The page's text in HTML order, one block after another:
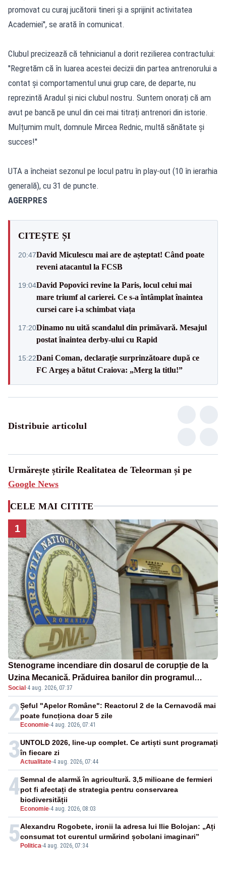
promovat cu curaj jucătorii tineri și a sprijinit activitatea
Academiei'', se arată în comunicat.
Clubul precizează că tehnicianul a dorit rezilierea contractului:
''Regretăm că în luarea acestei decizii din partea antrenorului a
contat și comportamentul unui grup care, de departe, nu
reprezintă Aradul și nici clubul nostru. Suntem onorați că am
avut pe bancă pe unul din cei mai titrați antrenori din istorie.
Mulțumim mult, domnule Mircea Rednic, multă sănătate și
succes!''
UTA a încheiat sezonul pe locul patru în play-out (10 în ierarhia
generală), cu 31 de puncte.
AGERPRES
CITEȘTE ȘI
20:47David Miculescu mai are de așteptat! Când poate
reveni atacantul la FCSB
19:04David Popovici revine la Paris, locul celui mai
mare triumf al carierei. Ce s-a întâmplat înaintea
cursei care i-a schimbat viața
17:20Dinamo nu uită scandalul din primăvară. Mesajul
postat înaintea derby-ului cu Rapid
15:22Dani Coman, declarație surprinzătoare după ce
FC Argeș a bătut Craiova: „Merg la titlu!”
Distribuie articolul
Urmărește știrile Realitatea de Teleorman și pe
Google News
CELE MAI CITITE
1
Stenograme incendiare din dosarul de corupție de la
Uzina Mecanică. Prăduirea banilor din programul
SAFE, interceptată de DNA
Social ·4 aug. 2026, 07:37
2 Economie-4 aug. 2026, 07:41
Șeful "Apelor Române": Reactorul 2 de la Cernavodă mai
poate funcționa doar 5 zile
3Actualitate-4 aug. 2026, 07:44
UNTOLD 2026, line-up complet. Ce artiști sunt programați
în fiecare zi
4
Economie-4 aug. 2026, 08:03
Semnal de alarmă în agricultură. 3,5 milioane de fermieri
pot fi afectați de strategia pentru conservarea
biodiversității
5 Politica-4 aug. 2026, 07:34
Alexandru Rogobete, ironii la adresa lui Ilie Bolojan: „Ați
consumat tot curentul urmărind șobolani imaginari”